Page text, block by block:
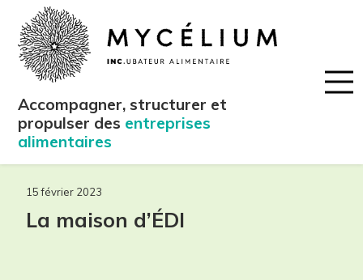
Accompagner, structurer et
propulser des entreprises
alimentaires
15 février 2023
La maison d’ÉDI